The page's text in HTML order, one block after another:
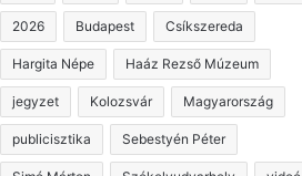
2026 Budapest Csíkszereda
Hargita Népe Haáz Rezső Múzeum
jegyzet Kolozsvár Magyarország
publicisztika Sebestyén Péter